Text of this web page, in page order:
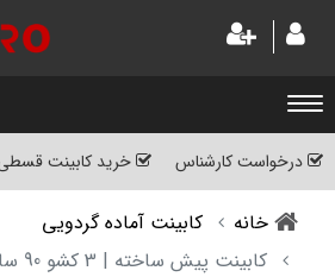
درخواست کارشناس خرید کابینت
خانه
کابینت آماده گردویی
کابینت پیش ساخته | 3 کشو 90 سانت گردویی